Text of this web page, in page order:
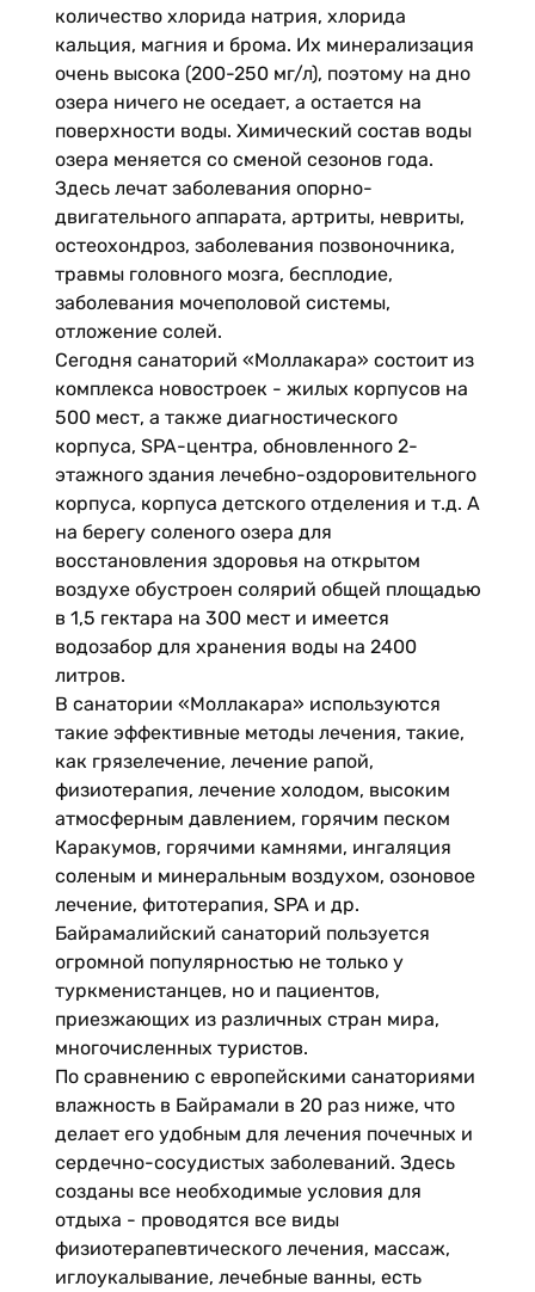
количество хлорида натрия, хлорида
кальция, магния и брома. Их минерализация
очень высока (200-250 мг/л), поэтому на дно
озера ничего не оседает, а остается на
поверхности воды. Химический состав воды
озера меняется со сменой сезонов года.
Здесь лечат заболевания опорно-
двигательного аппарата, артриты, невриты,
остеохондроз, заболевания позвоночника,
травмы головного мозга, бесплодие,
заболевания мочеполовой системы,
отложение солей.
Сегодня санаторий «Моллакара» состоит из
комплекса новостроек - жилых корпусов на
500 мест, а также диагностического
корпуса, SPA-центра, обновленного 2-
этажного здания лечебно-оздоровительного
корпуса, корпуса детского отделения и т.д. А
на берегу соленого озера для
восстановления здоровья на открытом
воздухе обустроен солярий общей площадью
в 1,5 гектара на 300 мест и имеется
водозабор для хранения воды на 2400
литров.
В санатории «Моллакара» используются
такие эффективные методы лечения, такие,
как грязелечение, лечение рапой,
физиотерапия, лечение холодом, высоким
атмосферным давлением, горячим песком
Каракумов, горячими камнями, ингаляция
соленым и минеральным воздухом, озоновое
лечение, фитотерапия, SPA и др.
Байрамалийский санаторий пользуется
огромной популярностью не только у
туркменистанцев, но и пациентов,
приезжающих из различных стран мира,
многочисленных туристов.
По сравнению с европейскими санаториями
влажность в Байрамали в 20 раз ниже, что
делает его удобным для лечения почечных и
сердечно-сосудистых заболеваний. Здесь
созданы все необходимые условия для
отдыха - проводятся все виды
физиотерапевтического лечения, массаж,
иглоукалывание, лечебные ванны, есть